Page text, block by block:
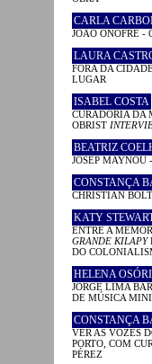
CARLA
JOÃO ONOFRE -
LAURA
FORA DA
LUGAR
ISABEL COSTA
CURADORIA DA
OBRIST
BEATRIZ
JOSEP MAYNOU
CONSTANÇA
CHRISTIAN
KATY
ENTRE A
GRANDE KILAPY
DO
HELENA
JORGE LIMA
DE MÚSICA
CONSTANÇA
VER AS VOZES
PORTO, COM
PÉREZ